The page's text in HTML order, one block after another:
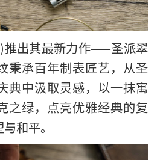
推出其最新力作——圣派翠
秉承百年制表匠艺，从圣
典中汲取灵感，以一抹寓
之绿，点亮优雅经典的复
和平。